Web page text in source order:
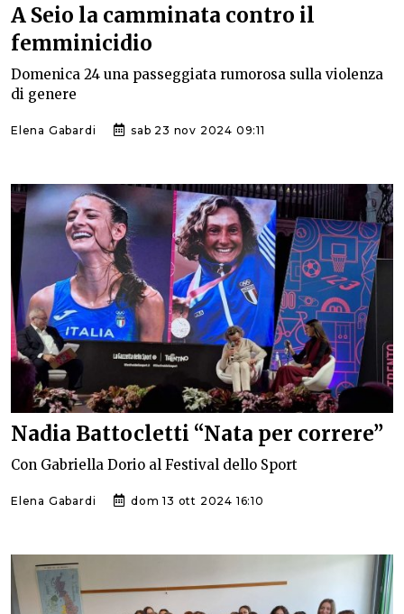
A Seio la camminata contro il
femminicidio
Domenica 24 una passeggiata rumorosa sulla violenza
di genere
Elena Gabardi sab 23 nov 2024 09:11
Nadia Battocletti “Nata per correre”
Con Gabriella Dorio al Festival dello Sport
Elena Gabardi dom 13 ott 2024 16:10